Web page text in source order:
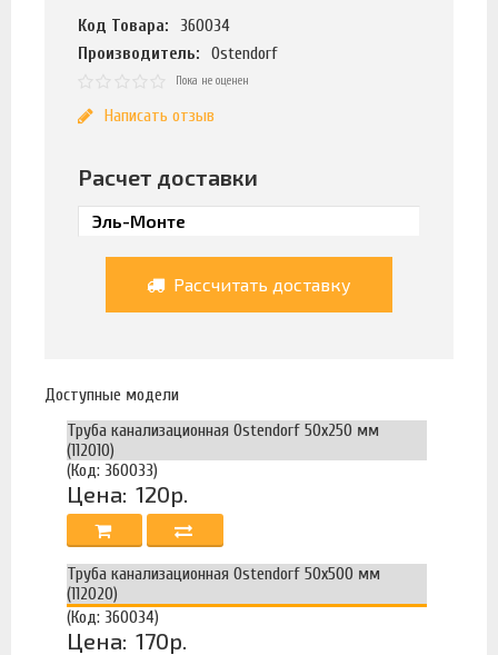
Код Товара:
360034
Производитель:
Ostendorf
Пока не оценен
Написать отзыв
Расчет доставки
Рассчитать доставку
Доступные модели
Труба канализационная Ostendorf 50х250 мм
(112010)
(Код: 360033)
Цена: 120р.
Труба канализационная Ostendorf 50х500 мм
(112020)
(Код: 360034)
Цена: 170р.